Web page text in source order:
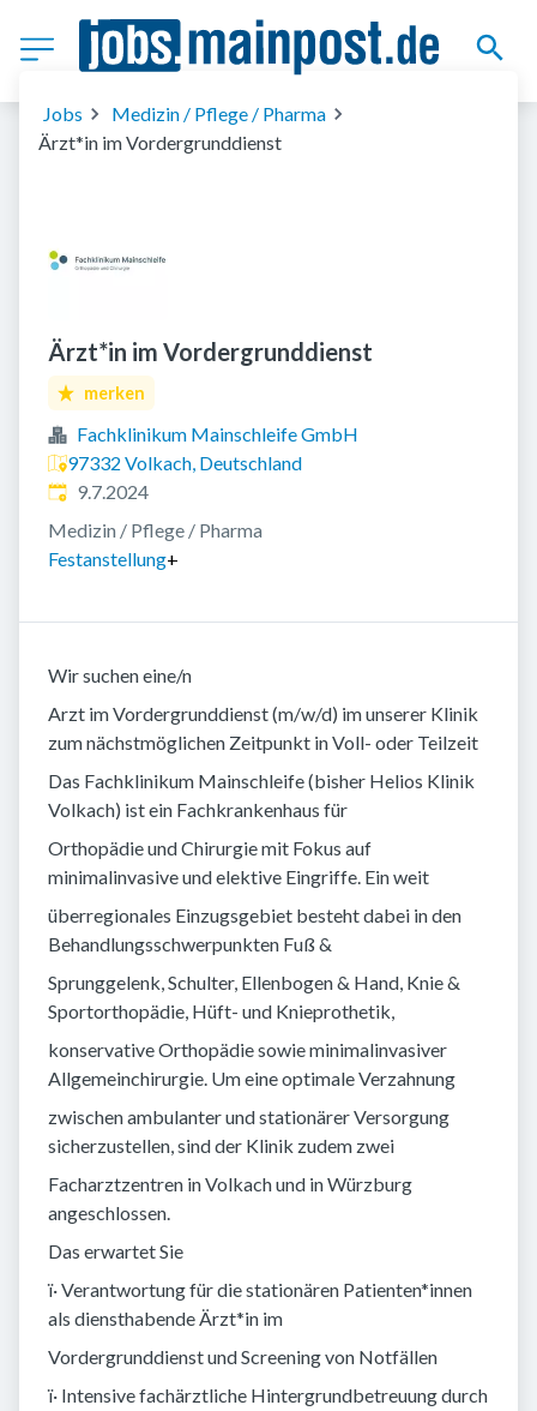
Jobs
Medizin / Pflege / Pharma
Ärzt*in im Vordergrunddienst
Ärzt*in im Vordergrunddienst
merken
Fachklinikum Mainschleife GmbH
97332 Volkach, Deutschland
Veröffentlicht
9.7.2024
Medizin / Pflege / Pharma
Festanstellung+
Wir suchen eine/n
Arzt im Vordergrunddienst (m/w/d) im unserer Klinik
zum nächstmöglichen Zeitpunkt in Voll- oder Teilzeit
Das Fachklinikum Mainschleife (bisher Helios Klinik
Volkach) ist ein Fachkrankenhaus für
Orthopädie und Chirurgie mit Fokus auf
minimalinvasive und elektive Eingriffe. Ein weit
überregionales Einzugsgebiet besteht dabei in den
Behandlungsschwerpunkten Fuß &
Sprunggelenk, Schulter, Ellenbogen & Hand, Knie &
Sportorthopädie, Hüft- und Knieprothetik,
konservative Orthopädie sowie minimalinvasiver
Allgemeinchirurgie. Um eine optimale Verzahnung
zwischen ambulanter und stationärer Versorgung
sicherzustellen, sind der Klinik zudem zwei
Facharztzentren in Volkach und in Würzburg
angeschlossen.
Das erwartet Sie
ï· Verantwortung für die stationären Patienten*innen
als diensthabende Ärzt*in im
Vordergrunddienst und Screening von Notfällen
ï· Intensive fachärztliche Hintergrundbetreuung durch